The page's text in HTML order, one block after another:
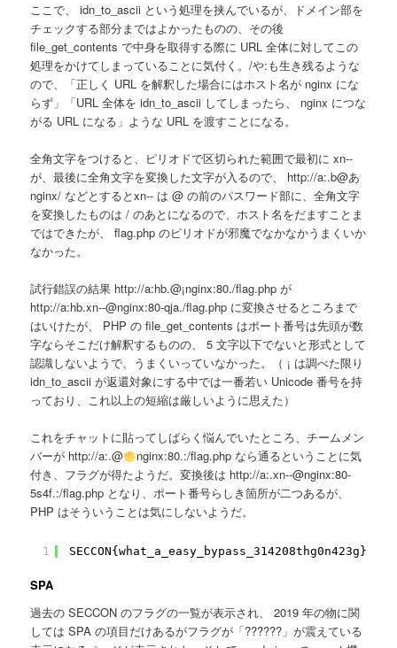
ここで、 idn_to_ascii という処理を挟んでいるが、ドメイン部を
チェックする部分まではよかったものの、その後
file_get_contents で中身を取得する際に URL 全体に対してこの
処理をかけてしまっていることに気付く。/や:も生き残るような
ので、「正しく URL を解釈した場合にはホスト名が nginx にな
らず」「URL 全体を idn_to_ascii してしまったら、 nginx につな
がる URL になる」ような URL を渡すことになる。
全角文字をつけると、ピリオドで区切られた範囲で最初に xn--
が、最後に全角文字を変換した文字が入るので、 http://a:.b@あ
nginx/ などとするとxn-- は @ の前のパスワード部に、全角文字
を変換したものは / のあとになるので、ホスト名をだますことま
ではできたが、 flag.php のピリオドが邪魔でなかなかうまくいか
なかった。
試行錯誤の結果 http://a:hb.@¡nginx:80./flag.php が
http://a:hb.xn--@nginx:80-qja./flag.php に変換させるところまで
はいけたが、 PHP の file_get_contents はポート番号は先頭が数
字ならそこだけ解釈するものの、 5 文字以下でないと形式として
認識しないようで、うまくいっていなかった。（ ¡ は調べた限り
idn_to_ascii が返還対象にする中では一番若い Unicode 番号を持
っており、これ以上の短縮は厳しいように思えた）
これをチャットに貼ってしばらく悩んでいたところ、チームメン
バーが http://a:.@
nginx:80.:/flag.php なら通るということに気
付き、フラグが得たようだ。変換後は http://a:.xn--@nginx:80-
5s4f.:/flag.php となり、ポート番号らしき箇所が二つあるが、
PHP はそういうことは気にしないようだ。
1 SECCON{what_a_easy_bypass_314208thg0n423g}
SPA
過去の SECCON のフラグの一覧が表示され、 2019 年の物に関
しては SPA の項目だけあるがフラグが「??????」が震えている